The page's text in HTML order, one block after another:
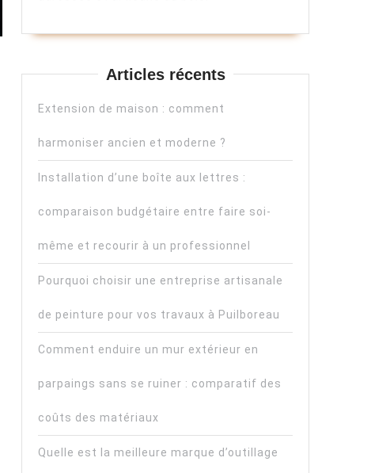
Articles récents
Extension de maison : comment
harmoniser ancien et moderne ?
Installation d’une boîte aux lettres :
comparaison budgétaire entre faire soi-
même et recourir à un professionnel
Pourquoi choisir une entreprise artisanale
de peinture pour vos travaux à Puilboreau
Comment enduire un mur extérieur en
parpaings sans se ruiner : comparatif des
coûts des matériaux
Quelle est la meilleure marque d’outillage